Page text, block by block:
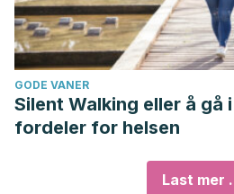
GODE VANER
Silent Walking eller å gå
fordeler for helsen
Last mer